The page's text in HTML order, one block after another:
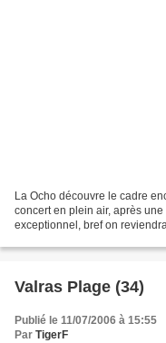
La Ocho découvre le cadre
concert en plein air, après
exceptionnel, bref on
Valras Plage (34)
Publié le 11/07/2006 à 15:55
Par TigerF